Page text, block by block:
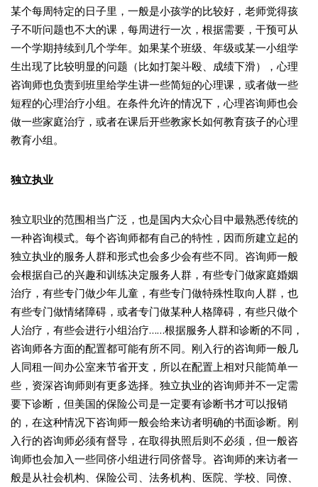
某个每周特定的日子里，一般是小孩学的比较好，老师觉得孩
子不听问题也不大的课，每周进行一次，根据需要，干预可从
一个学期持续到几个学年。如果某个班级、年级或某一小组学
生出现了比较明显的问题（比如打架斗殴、成绩下滑），心理
咨询师也负责到班里给学生讲一些简短的心理课，或者做一些
短程的心理治疗小组。在条件允许的情况下，心理咨询师也会
做一些家庭治疗，或者在课后开些教家长如何教育孩子的心理
教育小组。
独立执业
独立职业的范围相当广泛，也是国内大众心目中最熟悉传统的
一种咨询模式。每个咨询师都有自己的特性，因而所建立起的
独立执业的服务人群和形式也会多少会有些不同。咨询师一般
会根据自己的兴趣和训练决定服务人群，有些专门做家庭婚姻
治疗，有些专门做少年儿童，有些专门做特殊性取向人群，也
有些专门做情绪障碍，或者专门做某种人格障碍，有些只做个
人治疗，有些会进行小组治疗……根据服务人群和诊断的不同，
咨询师各方面的配置都可能有所不同。刚入行的咨询师一般几
人同租一间办公室来节省开支，所以在配置上相对只能简单一
些，资深咨询师则有更多选择。独立执业的咨询师并不一定需
要下诊断，但美国的保险公司是一定要有诊断书才可以报销
的，在这种情况下咨询师一般会给来访者明确的书面诊断。刚
入行的咨询师必须有督导，在取得执照后则不必须，但一般咨
询师也会加入一些同侪小组进行同侪督导。咨询师的来访者一
般是从社会机构、保险公司、法务机构、医院、学校、同僚、